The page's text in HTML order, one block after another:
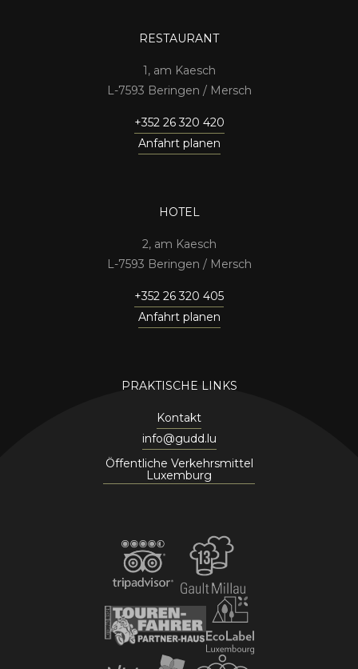
RESTAURANT
1, am Kaesch
7593 Beringen / Mersch
+352 26 320 420
Anfahrt planen
HOTEL
2, am Kaesch
7593 Beringen / Mersch
+352 26 320 405
Anfahrt planen
PRAKTISCHE LINKS
Kontakt
info@gudd.lu
Öffentliche Verkehrsmittel
Luxemburg